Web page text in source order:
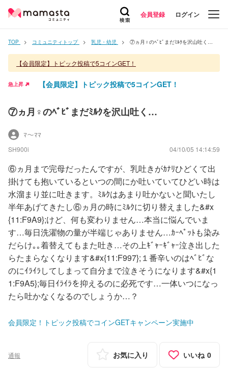
会員登録 ログイン
TOP コミュニティトップ 乳児・幼児 ⑦ヵ月♀のﾍﾞﾋﾞまだﾐﾙｸを沢山吐く…
【会員限定】トピック投稿で5コインGET！
急上昇 【会員限定】トピック投稿で5コインGET！
⑦ヵ月♀のﾍﾞﾋﾞまだﾐﾙｸを沢山吐く…
ﾏ～ﾏﾏ
SH900i 04/10/05 14:14:59
⑥ヵ月まで完母だったんですが、乳吐きがｶﾅﾘひどくて出
掛けても抱いているといつの間にか吐いていてひどい時は
水溜まり並に吐きます。ﾐﾙｸはあまり吐かないと聞いたし
半年あげてきたし⑥ヵ月の時にﾐﾙｸに切り替えました&#x
{11:F9A9};けど、何も変わりません…本当に悩んでいま
す…毎日洗濯物の量が半端じゃありません…ｶｰﾍﾟｯﾄも染み
だらけ｡｡着替えてもまた吐き…その上ｷﾞｬｰｷﾞｬｰ泣き出した
らたまらなくなります&#x{11:F997};１番辛いのはﾍﾞﾋﾞな
のにｲﾗｲﾗしてしまって自分まで泣きそうになります&#x{1
1:F9A5};毎日ｲﾗｲﾗを抑えるのに必死です…一体いつになっ
たら吐かなくなるのでしょうか…？
会員限定！トピック投稿でコインGETキャンペーン実施中
通報 お気に入り いいね 0